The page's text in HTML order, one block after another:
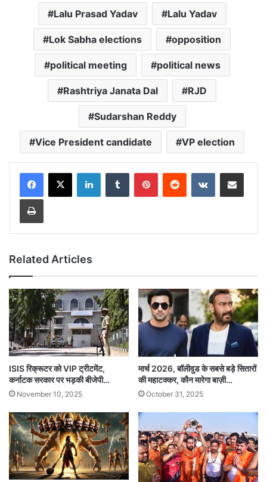
Lalu Prasad Yadav Lalu Yadav
Lok Sabha elections opposition
political meeting political news
Rashtriya Janata Dal RJD
Sudarshan Reddy
Vice President candidate VP election
LinkedInTumblr PinterestReddit VKontakteShare via Email
Print
Related Articles
ISIS रिक्रूटर को VIP ट्रीटमेंट,
कर्नाटक सरकार पर भड़की बीजेपी…
November 10, 2025
मार्च 2026, बॉलीवुड के सबसे बड़े सितारों
की महाटक्कर, कौन मारेगा बाज़ी…
October 31, 2025